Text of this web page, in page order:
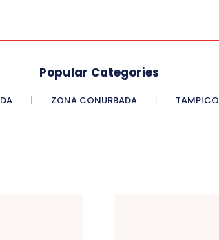
Popular Categories
ZONA CONURBADA TAMPICO